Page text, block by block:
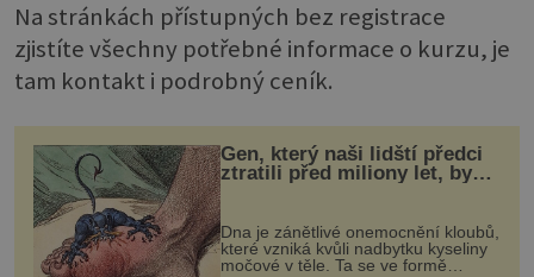
Na stránkách přístupných bez registrace
zjistíte všechny potřebné informace o kurzu, je
tam kontakt i podrobný ceník.
Gen, který naši lidští předci
ztratili před miliony let, by
mohl pomoci s léčbou
„nemoci králů“
Dna je zánětlivé onemocnění kloubů,
které vzniká kvůli nadbytku kyseliny
močové v těle. Ta se ve formě